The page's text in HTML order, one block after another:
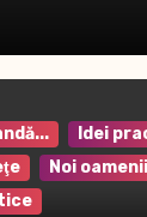
Idei
Noi